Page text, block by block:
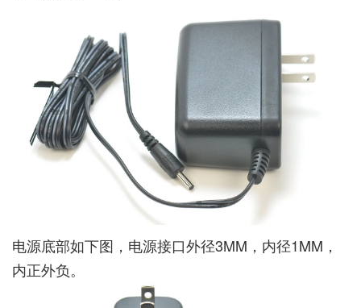
电源底部如下图，电源接口外径3MM，内径1MM，
内正外负。